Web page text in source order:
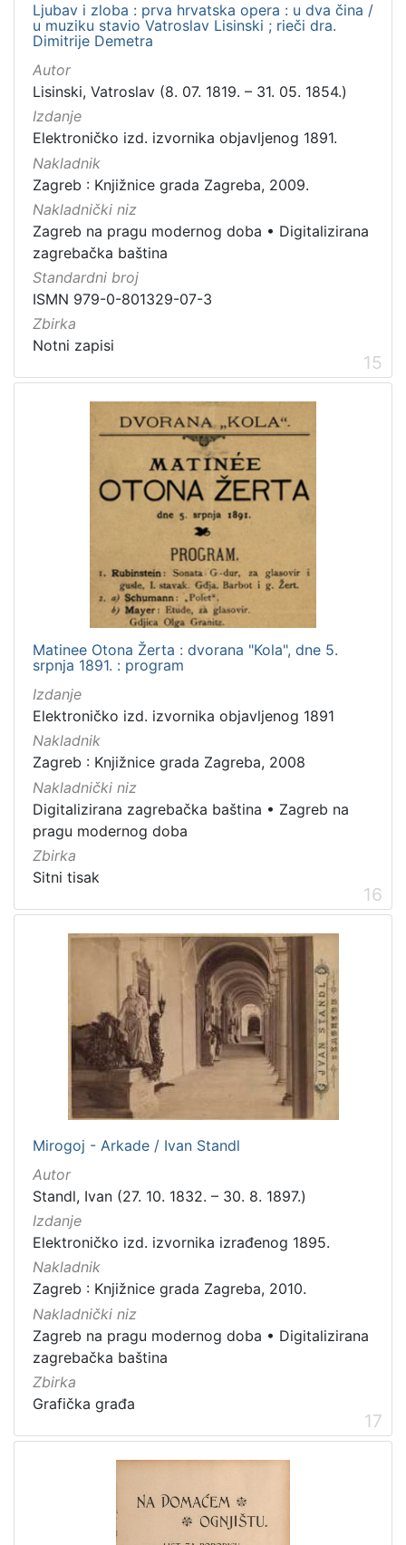
Ljubav i zloba : prva hrvatska opera : u dva čina /
u muziku stavio Vatroslav Lisinski ; rieči dra.
Dimitrije Demetra
Autor
Lisinski, Vatroslav (8. 07. 1819. – 31. 05. 1854.)
Izdanje
Elektroničko izd. izvornika objavljenog 1891.
Nakladnik
Zagreb : Knjižnice grada Zagreba, 2009.
Nakladnički niz
Zagreb na pragu modernog doba • Digitalizirana
zagrebačka baština
Standardni broj
ISMN 979-0-801329-07-3
Zbirka
Notni zapisi
15
Matinee Otona Žerta : dvorana "Kola", dne 5.
srpnja 1891. : program
Izdanje
Elektroničko izd. izvornika objavljenog 1891
Nakladnik
Zagreb : Knjižnice grada Zagreba, 2008
Nakladnički niz
Digitalizirana zagrebačka baština • Zagreb na
pragu modernog doba
Zbirka
Sitni tisak
16
Mirogoj - Arkade / Ivan Standl
Autor
Standl, Ivan (27. 10. 1832. – 30. 8. 1897.)
Izdanje
Elektroničko izd. izvornika izrađenog 1895.
Nakladnik
Zagreb : Knjižnice grada Zagreba, 2010.
Nakladnički niz
Zagreb na pragu modernog doba • Digitalizirana
zagrebačka baština
Zbirka
Grafička građa
17